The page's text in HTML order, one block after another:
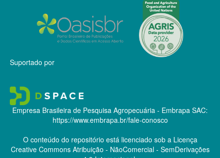
Suportado por
Empresa Brasileira de Pesquisa Agropecuária - Embrapa SAC:
https://www.embrapa.br/fale-conosco
O conteúdo do repositório está licenciado sob a Licença
Creative CommonsAtribuição - NãoComercial - SemDerivações